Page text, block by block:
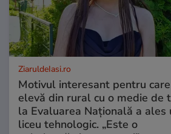
ZiaruldeIasi.ro
Motivul interesant pentru
elevă din rural cu o medie de
la Evaluarea Națională a ales
liceu tehnologic. „Este o